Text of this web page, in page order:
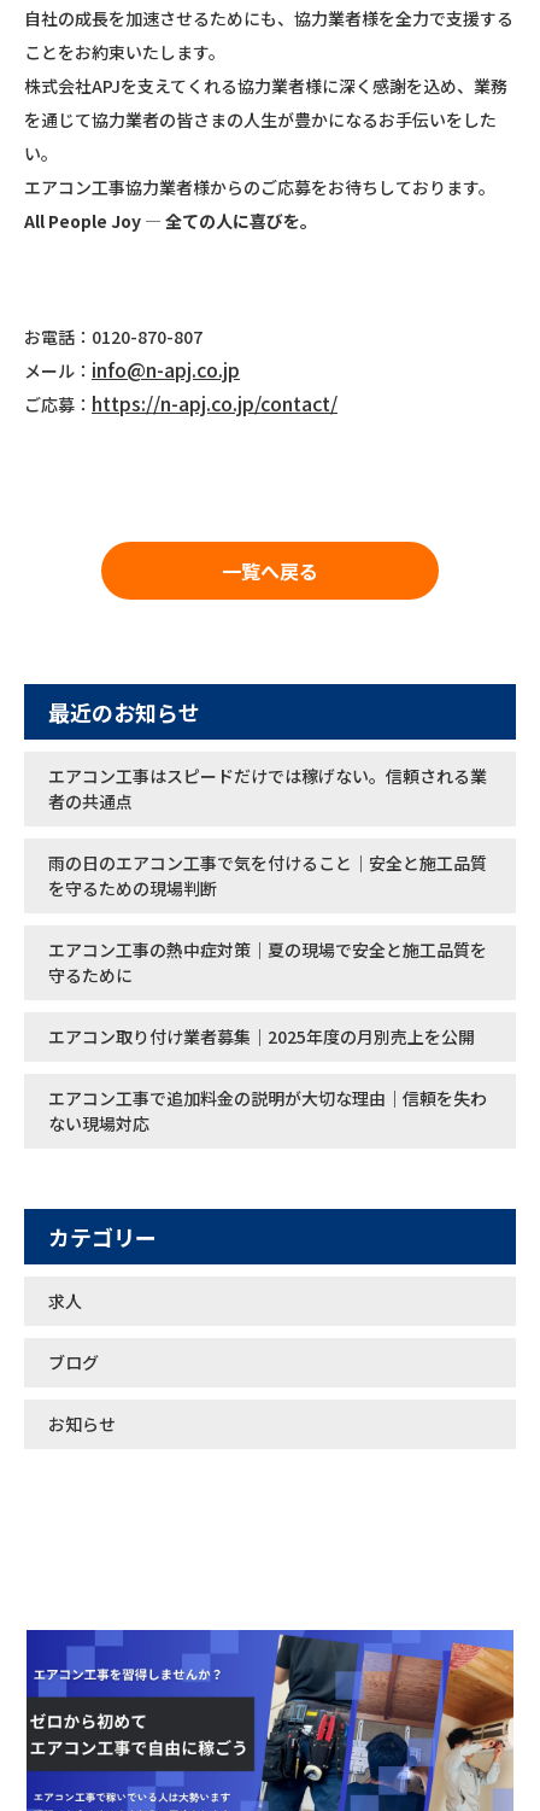
自社の成長を加速させるためにも、協力業者様を全力で支援する
ことをお約束いたします。
株式会社APJを支えてくれる協力業者様に深く感謝を込め、業務
を通じて協力業者の皆さまの人生が豊かになるお手伝いをした
い。
エアコン工事協力業者様からのご応募をお待ちしております。
All People Joy ― 全ての人に喜びを。
お電話：0120-870-807
メール： info@n-apj.co.jp
ご応募： https://n-apj.co.jp/contact/
一覧へ戻る
最近のお知らせ
エアコン工事はスピードだけでは稼げない。信頼される業
者の共通点
雨の日のエアコン工事で気を付けること｜安全と施工品質
を守るための現場判断
エアコン工事の熱中症対策｜夏の現場で安全と施工品質を
守るために
エアコン取り付け業者募集｜2025年度の月別売上を公開
エアコン工事で追加料金の説明が大切な理由｜信頼を失わ
ない現場対応
カテゴリー
求人
ブログ
お知らせ